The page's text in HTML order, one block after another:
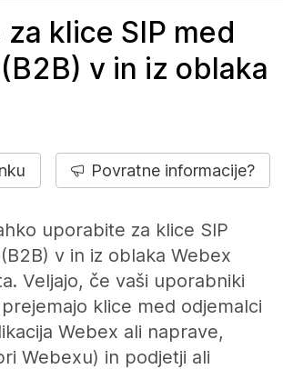
klice SIP med
v in iz oblaka
Povratne informacije?
uporabite za klice SIP
v in iz oblaka Webex
Veljajo, če vaši uporabniki
klice med odjemalci
Webex ali naprave,
Webexu) in podjetji ali